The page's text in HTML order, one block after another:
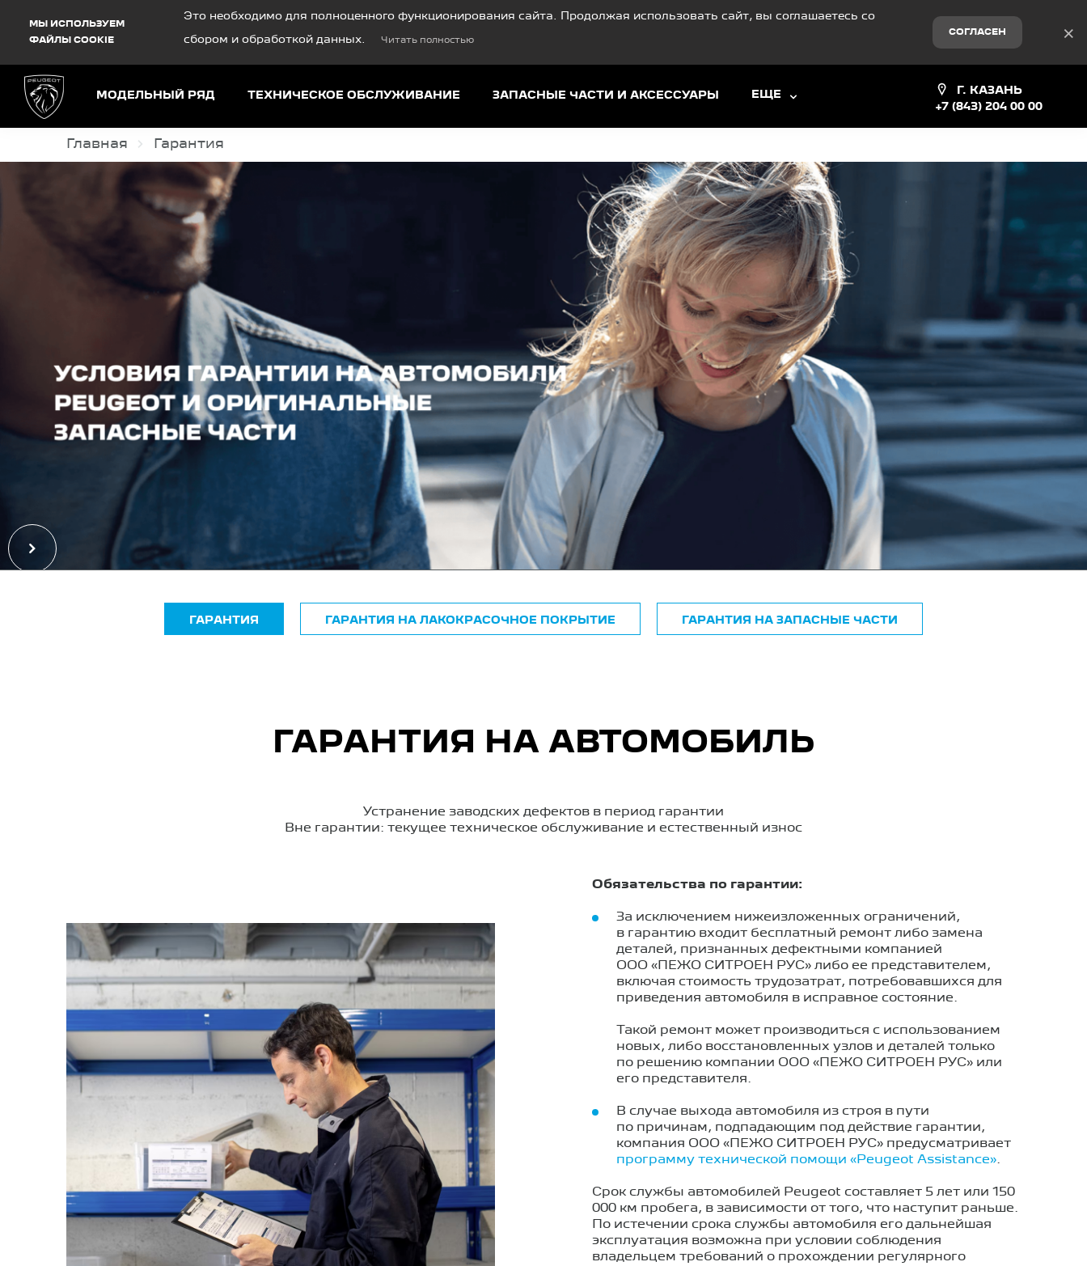
МЫ ИСПОЛЬЗУЕМ
ФАЙЛЫ COOKIE
Это необходимо для полноценного функционирования сайта. Продолжая использовать сайт, вы соглашаетесь со
сбором и обработкой данных. Читать полностью
СОГЛАСЕН ×
МОДЕЛЬНЫЙ РЯД ТЕХНИЧЕСКОЕ ОБСЛУЖИВАНИЕ ЗАПАСНЫЕ ЧАСТИ И АКСЕССУАРЫ ЕЩЕ
Г. КАЗАНЬ
+7 (843) 204 00 00
Главная Гарантия
ГАРАНТИЯ ГАРАНТИЯ НА ЛАКОКРАСОЧНОЕ ПОКРЫТИЕ ГАРАНТИЯ НА ЗАПАСНЫЕ ЧАСТИ
ГАРАНТИЯ НА АВТОМОБИЛЬ
Устранение заводских дефектов в период гарантии
Вне гарантии: текущее техническое обслуживание и естественный износ
Обязательства по гарантии:
За исключением нижеизложенных ограничений,
в гарантию входит бесплатный ремонт либо замена
деталей, признанных дефектными компанией
ООО «ПЕЖО СИТРОЕН РУС» либо ее представителем,
включая стоимость трудозатрат, потребовавшихся для
приведения автомобиля в исправное состояние.
Такой ремонт может производиться с использованием
новых, либо восстановленных узлов и деталей только
по решению компании ООО «ПЕЖО СИТРОЕН РУС» или
его представителя.
В случае выхода автомобиля из строя в пути
по причинам, подпадающим под действие гарантии,
компания ООО «ПЕЖО СИТРОЕН РУС» предусматривает
программу технической помощи «Peugeot Assistance».
Срок службы автомобилей Peugeot составляет 5 лет или 150
000 км пробега, в зависимости от того, что наступит раньше.
По истечении срока службы автомобиля его дальнейшая
эксплуатация возможна при условии соблюдения
владельцем требований о прохождении регулярного